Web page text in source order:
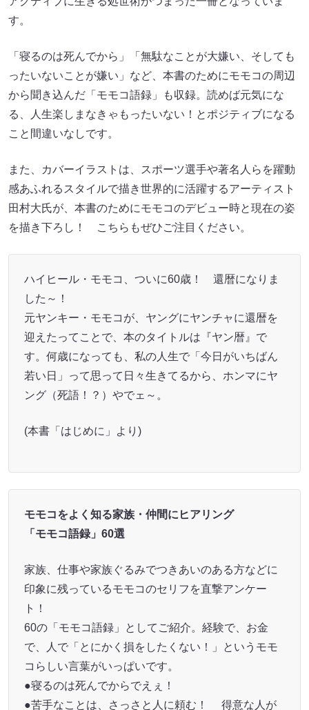
す。
「寝るのは死んでから」「無駄なことが大嫌い、そしても
ったいないことが嫌い」など、本書のためにモモコの周辺
から聞き込んだ「モモコ語録」も収録。読めば元気にな
る、人生楽しまなきゃもったいない！とポジティブになる
こと間違いなしです。
また、カバーイラストは、スポーツ選手や著名人らを躍動
感あふれるスタイルで描き世界的に活躍するアーティスト
田村大氏が、本書のためにモモコのデビュー時と現在の姿
を描き下ろし！ こちらもぜひご注目ください。
ハイヒール・モモコ、ついに60歳！ 還暦になりま
した～！
元ヤンキー・モモコが、ヤングにヤンチャに還暦を
迎えたってことで、本のタイトルは『ヤン暦』で
す。何歳になっても、私の人生で「今日がいちばん
若い日」って思って日々生きてるから、ホンマにヤ
ング（死語！？）やでェ～。
(本書「はじめに」より)
モモコをよく知る家族・仲間にヒアリング
「モモコ語録」60選
家族、仕事や家族ぐるみでつきあいのある方などに
印象に残っているモモコのセリフを直撃アンケー
ト！
60の「モモコ語録」としてご紹介。経験で、お金
で、人で「とにかく損をしたくない！」というモモ
コらしい言葉がいっぱいです。
●寝るのは死んでからでえぇ！
●苦手なことは、さっさと人に頼む！ 得意な人が